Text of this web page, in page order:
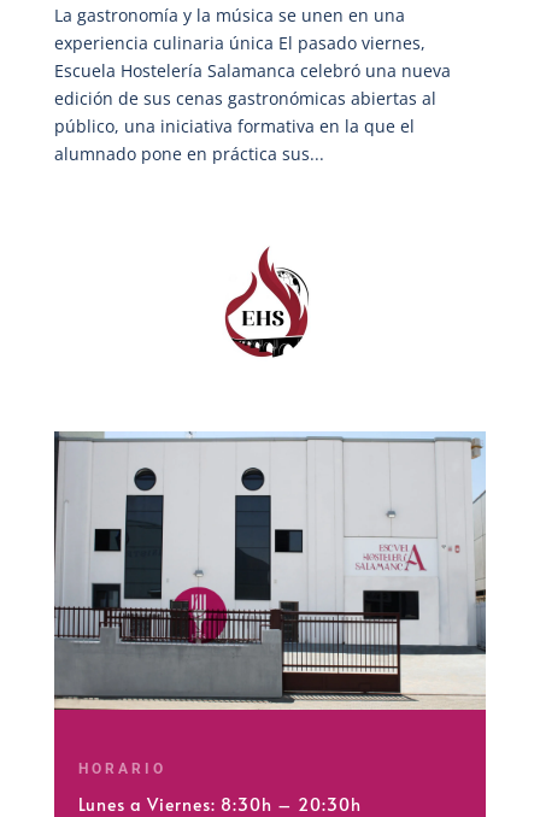
La gastronomía y la música se unen en una
experiencia culinaria única El pasado viernes,
Escuela Hostelería Salamanca celebró una nueva
edición de sus cenas gastronómicas abiertas al
público, una iniciativa formativa en la que el
alumnado pone en práctica sus...
HORARIO
Lunes a Viernes: 8:30h – 20:30h